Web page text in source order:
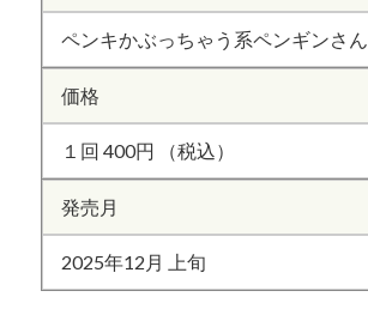
ペンキかぶっちゃう系ペンギンさん
価格
１回 400円 （税込）
発売月
2025年12月 上旬